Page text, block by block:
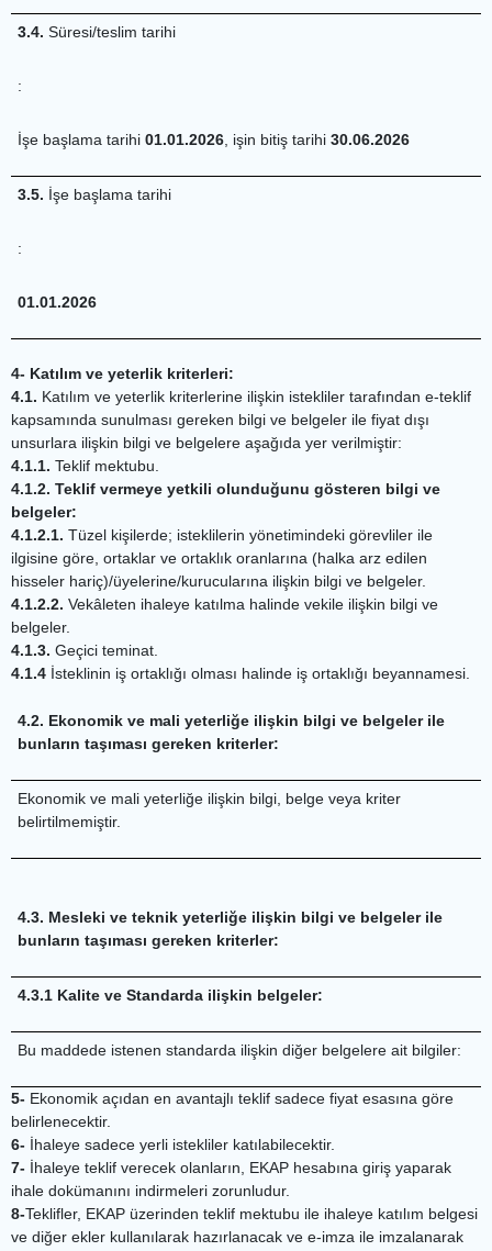
3.4. Süresi/teslim tarihi
:
İşe başlama tarihi 01.01.2026 , işin bitiş tarihi 30.06.2026
3.5. İşe başlama tarihi
:
01.01.2026
4- Katılım ve yeterlik kriterleri:
4.1. Katılım ve yeterlik kriterlerine ilişkin istekliler tarafından e-teklif
kapsamında sunulması gereken bilgi ve belgeler ile fiyat dışı
unsurlara ilişkin bilgi ve belgelere aşağıda yer verilmiştir:
4.1.1. Teklif mektubu.
4.1.2. Teklif vermeye yetkili olunduğunu gösteren bilgi ve
belgeler:
4.1.2.1. Tüzel kişilerde; isteklilerin yönetimindeki görevliler ile
ilgisine göre, ortaklar ve ortaklık oranlarına (halka arz edilen
hisseler hariç)/üyelerine/kurucularına ilişkin bilgi ve belgeler.
4.1.2.2. Vekâleten ihaleye katılma halinde vekile ilişkin bilgi ve
belgeler.
4.1.3. Geçici teminat.
4.1.4 İsteklinin iş ortaklığı olması halinde iş ortaklığı beyannamesi.
4.2. Ekonomik ve mali yeterliğe ilişkin bilgi ve belgeler ile
bunların taşıması gereken kriterler:
Ekonomik ve mali yeterliğe ilişkin bilgi, belge veya kriter
belirtilmemiştir.
4.3. Mesleki ve teknik yeterliğe ilişkin bilgi ve belgeler ile
bunların taşıması gereken kriterler:
4.3.1 Kalite ve Standarda ilişkin belgeler:
Bu maddede istenen standarda ilişkin diğer belgelere ait bilgiler:
5- Ekonomik açıdan en avantajlı teklif sadece fiyat esasına göre
belirlenecektir.
6- İhaleye sadece yerli istekliler katılabilecektir.
7- İhaleye teklif verecek olanların, EKAP hesabına giriş yaparak
ihale dokümanını indirmeleri zorunludur.
8-Teklifler, EKAP üzerinden teklif mektubu ile ihaleye katılım belgesi
ve diğer ekler kullanılarak hazırlanacak ve e-imza ile imzalanarak